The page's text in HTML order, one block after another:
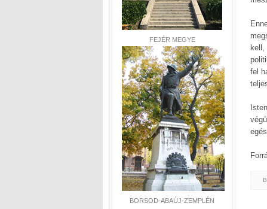
FEJÉR MEGYE
BORSOD-ABAÚJ-ZEMPLÉN
fel